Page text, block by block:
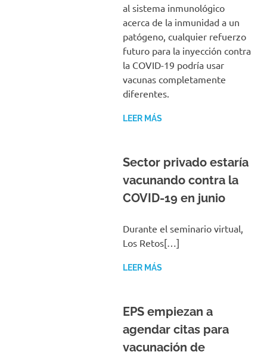
al sistema inmunológico
acerca de la inmunidad a un
patógeno, cualquier refuerzo
futuro para la inyección contra
la COVID-19 podría usar
vacunas completamente
diferentes.
LEER MÁS
Sector privado estaría
vacunando contra la
COVID-19 en junio
Durante el seminario virtual,
Los Retos[…]
LEER MÁS
EPS empiezan a
agendar citas para
vacunación de